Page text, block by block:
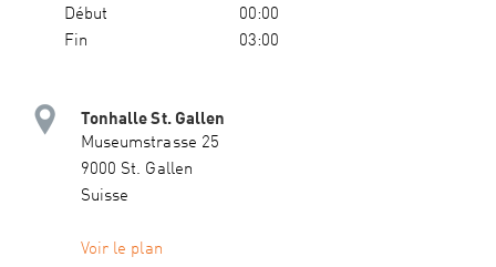
Début
00:00
Fin
03:00
Tonhalle St. Gallen
Museumstrasse 25
9000 St. Gallen
Suisse
Voir le plan